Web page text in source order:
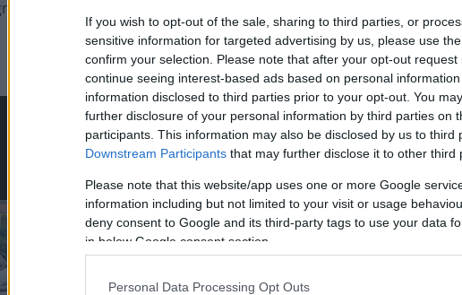
If you wish to opt-out of the sale, sharing to third parties, or
sensitive information for targeted advertising by us, please use
confirm your selection. Please note that after your opt-out
continue seeing interest-based ads based on personal
information disclosed to third parties prior to your opt-out. You
further disclosure of your personal information by third parties on
participants. This information may also be disclosed by us to third
Downstream Participants that may further disclose it to other third
Please note that this website/app uses one or more Google
information including but not limited to your visit or usage
deny consent to Google and its third-party tags to use your data
in below Google consent section.
Personal Data Processing Opt Outs
vi snabbkollar är liten, välutrustad och smart.